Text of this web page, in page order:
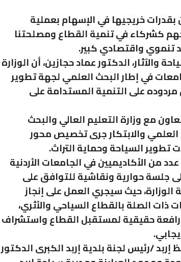
خريجيها في الإسهام بعملية
كشركاء في تنمية القطاع ومصلحتنا
تنموي واقتصادي كبير.
والآثار، الدكتور عماد حجازين، أن الوزارة
في إطار البحث العلمي لجهة تطوير
على التنمية المستدامة على
مع وزارة التعليم العالي والبحث
والابتكار جرى تخصيص محور
تطوير السياحة وحماية التراث.
من الأكاديميين في الجامعات الأردنية
جلسة حوارية ونقاشية للتوافق على
حيث سيجري العمل على إنجاز
الصلة بالقطاع السياحي والأثري،
حقيقية لمستقبل القطاع واستشراف
/رئيس لجنة بلدية إربد الكبرى الدكتور